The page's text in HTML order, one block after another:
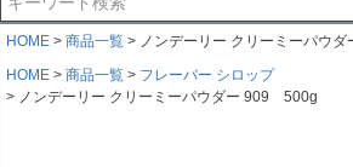
HOME 商品一覧
ノンデーリー クリーミーパウ
HOME
商品一覧
フレーバー シロップ
ノンデーリー クリーミーパウダー 909 500g